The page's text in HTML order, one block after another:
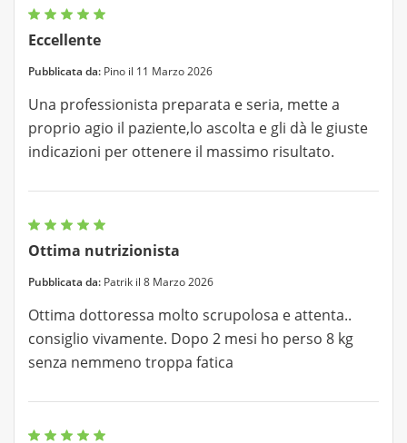
Eccellente
Pubblicata da: Pino il 11 Marzo 2026
Una professionista preparata e seria, mette a
proprio agio il paziente,lo ascolta e gli dà le giuste
indicazioni per ottenere il massimo risultato.
Ottima nutrizionista
Pubblicata da: Patrik il 8 Marzo 2026
Ottima dottoressa molto scrupolosa e attenta..
consiglio vivamente. Dopo 2 mesi ho perso 8 kg
senza nemmeno troppa fatica